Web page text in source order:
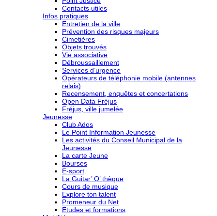
Contacts utiles
Infos pratiques
Entretien de la ville
Prévention des risques majeurs
Cimetières
Objets trouvés
Vie associative
Débroussaillement
Services d’urgence
Opérateurs de téléphonie mobile (antennes
relais)
Recensement, enquêtes et concertations
Open Data Fréjus
Fréjus, ville jumelée
Jeunesse
Club Ados
Le Point Information Jeunesse
Les activités du Conseil Municipal de la
Jeunesse
La carte Jeune
Bourses
E-sport
La Guitar’ O’ thèque
Cours de musique
Explore ton talent
Promeneur du Net
Etudes et formations